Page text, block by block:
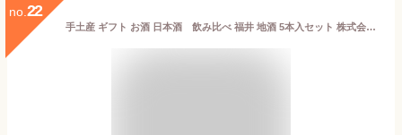
no. 22
手土産 ギフト お酒 日本酒 飲み比べ 福井 地酒 5本入セット 株式会社一本義久保本店 株式会社南部酒造場 片山酒造株式会社 真名鶴酒造合資会社 田邊酒造有限会社